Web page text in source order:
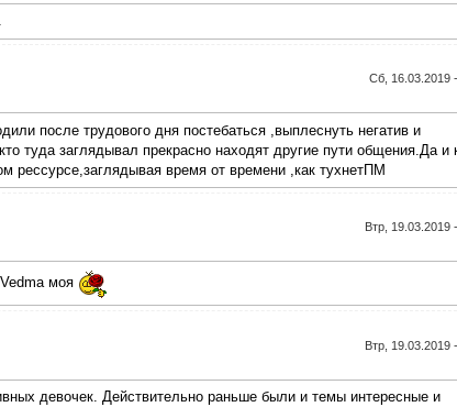
Сб, 16.03.2019
после трудового дня постебаться ,выплеснуть негатив и
туда заглядывал прекрасно находят другие пути общения.Да и
рессурсе,заглядывая время от времени ,как тухнетПМ
Втр, 19.03.2019
моя
Втр, 19.03.2019
девочек. Действительно раньше были и темы интересные и